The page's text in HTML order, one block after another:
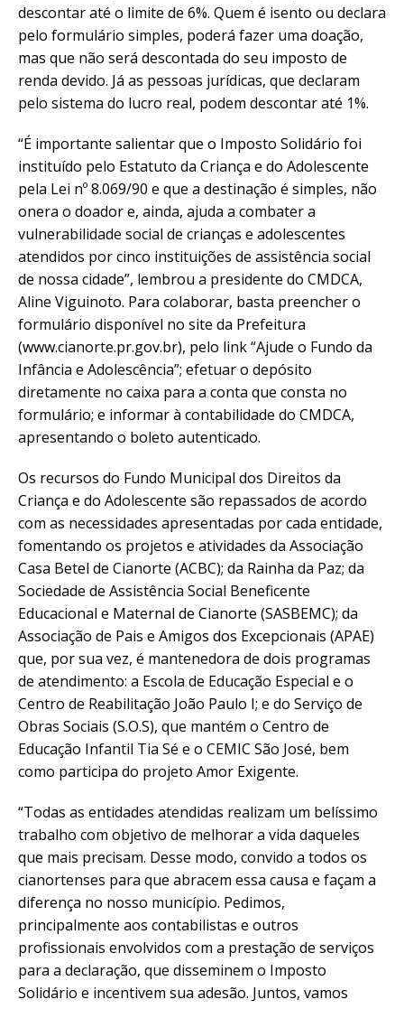
descontar até o limite de 6%. Quem é isento ou declara
pelo formulário simples, poderá fazer uma doação,
mas que não será descontada do seu imposto de
renda devido. Já as pessoas jurídicas, que declaram
pelo sistema do lucro real, podem descontar até 1%.
“É importante salientar que o Imposto Solidário foi
instituído pelo Estatuto da Criança e do Adolescente
pela Lei nº 8.069/90 e que a destinação é simples, não
onera o doador e, ainda, ajuda a combater a
vulnerabilidade social de crianças e adolescentes
atendidos por cinco instituições de assistência social
de nossa cidade”, lembrou a presidente do CMDCA,
Aline Viguinoto. Para colaborar, basta preencher o
formulário disponível no site da Prefeitura
(www.cianorte.pr.gov.br), pelo link “Ajude o Fundo da
Infância e Adolescência”; efetuar o depósito
diretamente no caixa para a conta que consta no
formulário; e informar à contabilidade do CMDCA,
apresentando o boleto autenticado.
Os recursos do Fundo Municipal dos Direitos da
Criança e do Adolescente são repassados de acordo
com as necessidades apresentadas por cada entidade,
fomentando os projetos e atividades da Associação
Casa Betel de Cianorte (ACBC); da Rainha da Paz; da
Sociedade de Assistência Social Beneficente
Educacional e Maternal de Cianorte (SASBEMC); da
Associação de Pais e Amigos dos Excepcionais (APAE)
que, por sua vez, é mantenedora de dois programas
de atendimento: a Escola de Educação Especial e o
Centro de Reabilitação João Paulo I; e do Serviço de
Obras Sociais (S.O.S), que mantém o Centro de
Educação Infantil Tia Sé e o CEMIC São José, bem
como participa do projeto Amor Exigente.
“Todas as entidades atendidas realizam um belíssimo
trabalho com objetivo de melhorar a vida daqueles
que mais precisam. Desse modo, convido a todos os
cianortenses para que abracem essa causa e façam a
diferença no nosso município. Pedimos,
principalmente aos contabilistas e outros
profissionais envolvidos com a prestação de serviços
para a declaração, que disseminem o Imposto
Solidário e incentivem sua adesão. Juntos, vamos